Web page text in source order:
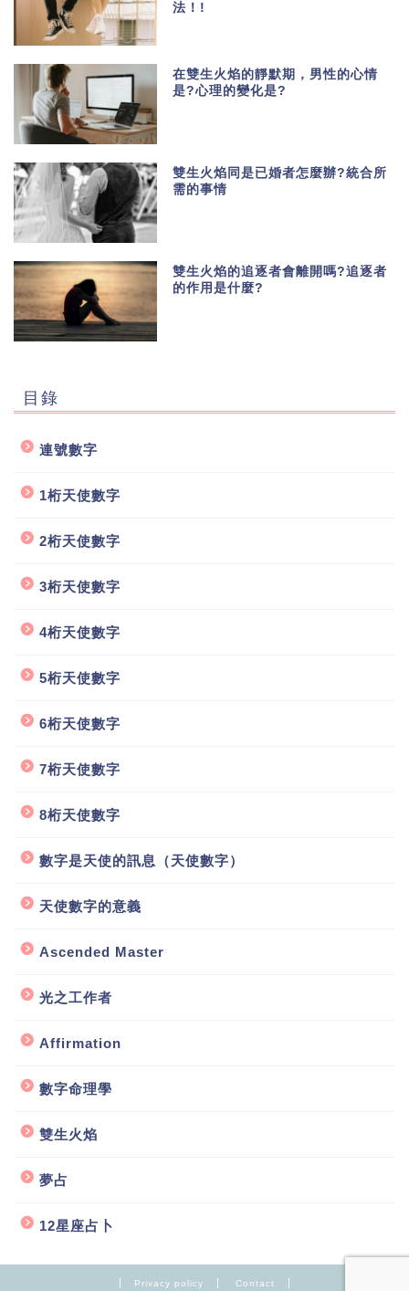
法！!
在雙生火焰的靜默期，男性的心情
是?心理的變化是?
雙生火焰同是已婚者怎麼辦?統合所
需的事情
雙生火焰的追逐者會離開嗎?追逐者
的作用是什麼?
目錄
連號數字
1桁天使數字
2桁天使數字
3桁天使數字
4桁天使數字
5桁天使數字
6桁天使數字
7桁天使數字
8桁天使數字
數字是天使的訊息（天使數字）
天使數字的意義
Ascended Master
光之工作者
Affirmation
數字命理學
雙生火焰
夢占
12星座占卜
Privacy policy Contact